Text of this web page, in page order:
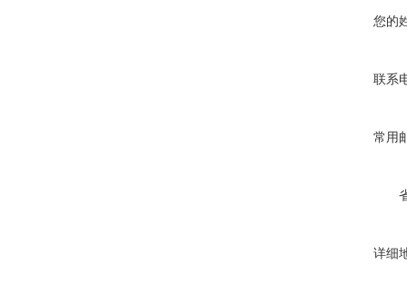
您的
联系
常用
详细